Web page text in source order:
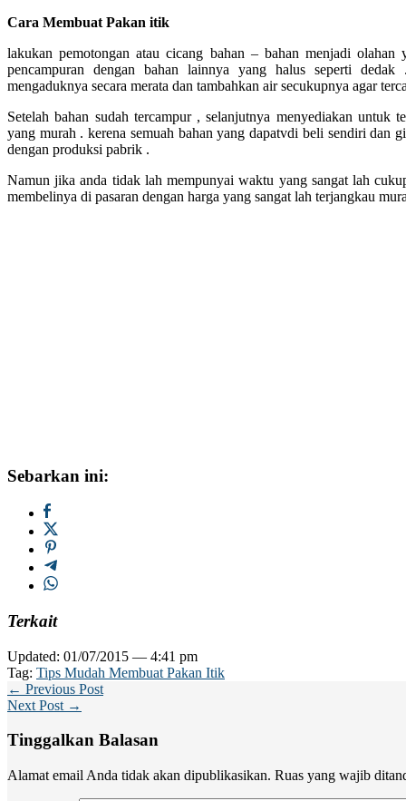
Cara Membuat Pakan itik
lakukan pemotongan atau cicang bahan – bahan menjadi
pencampuran dengan bahan lainnya yang halus seperti dedak
mengaduknya secara merata dan tambahkan air secukupnya agar
Setelah bahan sudah tercampur , selanjutnya menyediakan untuk
yang murah . kerena semuah bahan yang dapatvdi beli sendiri dan
dengan produksi pabrik .
Namun jika anda tidak lah mempunyai waktu yang sangat lah
membelinya di pasaran dengan harga yang sangat lah terjangkau
Sebarkan ini:
Terkait
Updated: 01/07/2015 — 4:41 pm
Tag: Tips Mudah Membuat Pakan Itik
← Previous Post
Next Post →
Tinggalkan Balasan
Alamat email Anda tidak akan dipublikasikan. Ruas yang wajib